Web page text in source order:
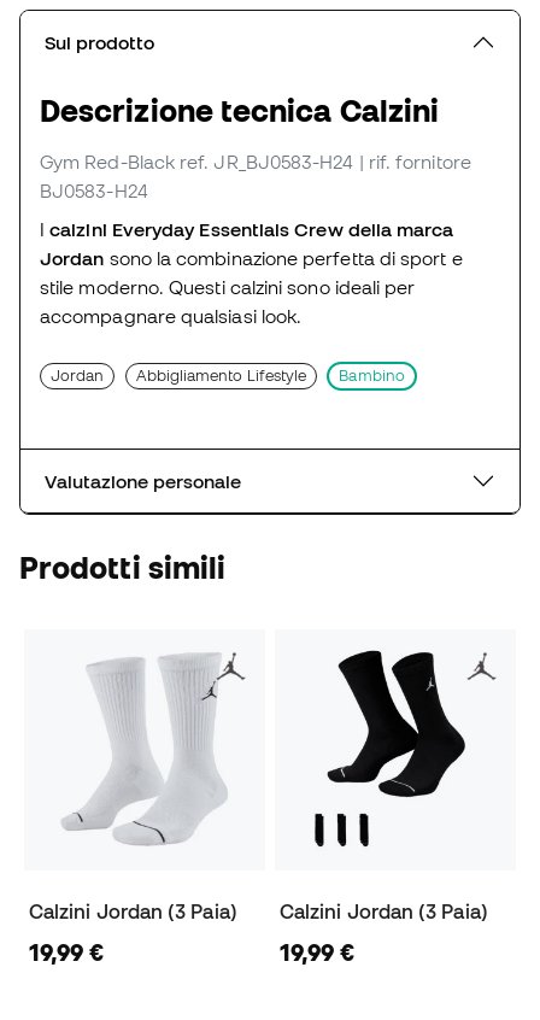
Sul prodotto
Descrizione tecnica Calzini
Gym Red-Black ref. JR_BJ0583-H24 | rif. fornitore
BJ0583-H24
I calzini Everyday Essentials Crew della marca
Jordan sono la combinazione perfetta di sport e
stile moderno. Questi calzini sono ideali per
accompagnare qualsiasi look.
Jordan Abbigliamento Lifestyle Bambino
Valutazione personale
Prodotti simili
Calzini Jordan (3 Paia)
19,99 €
Calzini Jordan (3 Paia)
19,99 €